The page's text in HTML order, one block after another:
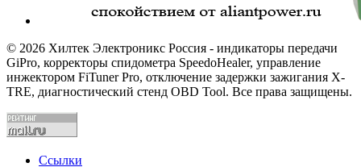
© 2026 Хилтек Электроникс Россия - индикаторы передачи
GiPro, корректоры спидометра SpeedoHealer, управление
инжектором FiTuner Pro, отключение задержки зажигания X-
TRE, диагностический стенд OBD Tool. Все права защищены.
Ссылки